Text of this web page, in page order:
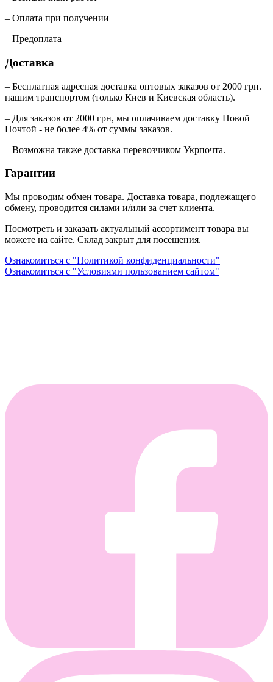
– Оплата при получении
– Предоплата
Доставка
– Бесплатная адресная доставка оптовых заказов от 2000 грн.
нашим транспортом (только Киев и Киевская область).
– Для заказов от 2000 грн, мы оплачиваем доставку Новой
Почтой - не более 4% от суммы заказов.
– Возможна также доставка перевозчиком Укрпочта.
Гарантии
Мы проводим обмен товара. Доставка товара, подлежащего
обмену, проводится силами и/или за счет клиента.
Посмотреть и заказать актуальный ассортимент товара вы
можете на сайте. Склад закрыт для посещения.
Ознакомиться с "Политикой конфиденциальности"
Ознакомиться с "Условиями пользованием сайтом"